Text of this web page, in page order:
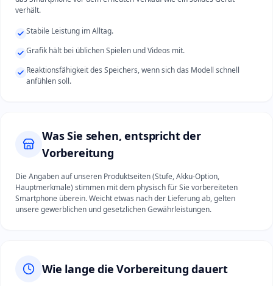
verhält.
Stabile Leistung im Alltag.
Grafik hält bei üblichen Spielen und Videos mit.
Reaktionsfähigkeit des Speichers, wenn sich das Modell schnell
anfühlen soll.
Was Sie sehen, entspricht der
Vorbereitung
Die Angaben auf unseren Produktseiten (Stufe, Akku-Option,
Hauptmerkmale) stimmen mit dem physisch für Sie vorbereiteten
Smartphone überein. Weicht etwas nach der Lieferung ab, gelten
unsere gewerblichen und gesetzlichen Gewährleistungen.
Wie lange die Vorbereitung dauert